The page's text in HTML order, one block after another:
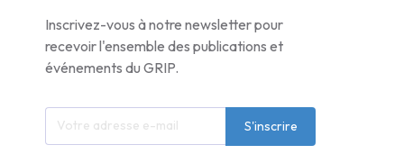
Inscrivez-vous à notre newsletter pour
recevoir l'ensemble des publications et
événements du GRIP.
S'inscrire